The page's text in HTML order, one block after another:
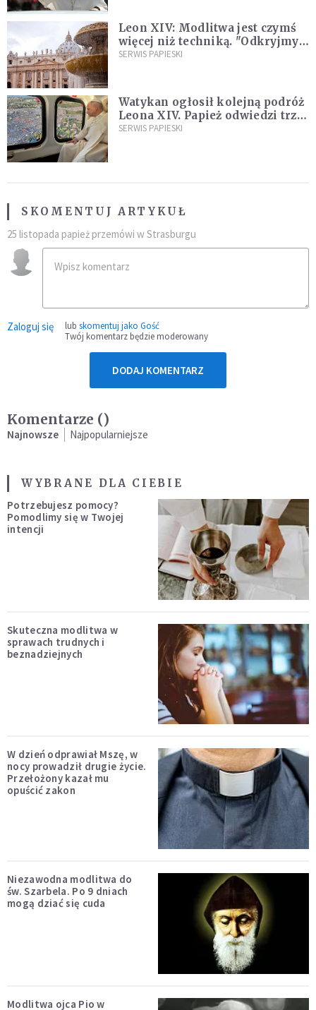
Leon XIV: Modlitwa jest czymś
więcej niż techniką. "Odkryjmy
ją na nowo"
SERWIS PAPIESKI
Watykan ogłosił kolejną podróż
Leona XIV. Papież odwiedzi trzy
kraje Ameryki Południowej
SERWIS PAPIESKI
SKOMENTUJ ARTYKUŁ
25 listopada papież przemówi w Strasburgu
Zaloguj się lub skomentuj jako Gość
Twój komentarz będzie moderowany
DODAJ KOMENTARZ
Komentarze ()
Najnowsze Najpopularniejsze
WYBRANE DLA CIEBIE
Potrzebujesz pomocy?
Pomodlimy się w Twojej
intencji
Skuteczna modlitwa w
sprawach trudnych i
beznadziejnych
W dzień odprawiał Mszę, w
nocy prowadził drugie życie.
Przełożony kazał mu
opuścić zakon
Niezawodna modlitwa do
św. Szarbela. Po 9 dniach
mogą dziać się cuda
Modlitwa ojca Pio w